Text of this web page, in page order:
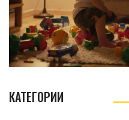
КАТЕГОРИИ